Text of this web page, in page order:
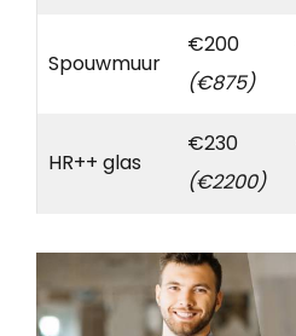
Spouwmuur
€200
(€875)
HR++ glas
€230
(€2200)